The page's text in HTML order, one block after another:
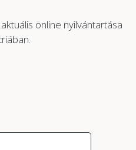
online nyilvántartása